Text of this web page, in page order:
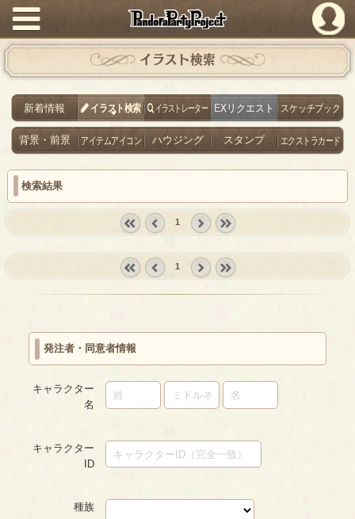
PandoraPartyProject
イラスト検索
新着情報 イラスト検索 イラストレーター EXリクエスト スケッチブック
背景・前景 アイテムアイコン ハウジング スタンプ エクストラカード
検索結果
prev
1
1
発注者・同意者情報
キャラクター
名
キャラクター
ID
種族